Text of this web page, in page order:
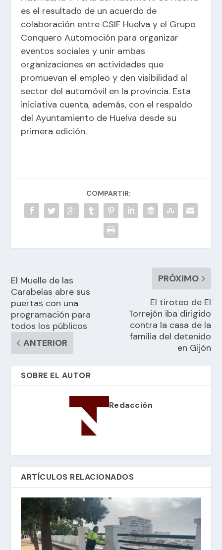
es el resultado de un acuerdo de
colaboración entre CSIF Huelva y el Grupo
Conquero Automoción para organizar
eventos sociales y unir ambas
organizaciones en actividades que
promuevan el empleo y den visibilidad al
sector del automóvil en la provincia. Esta
iniciativa cuenta, además, con el respaldo
del Ayuntamiento de Huelva desde su
primera edición.
COMPARTIR:
El Muelle de las
Carabelas abre sus
puertas con una
programación para
todos los públicos
ANTERIOR
PRÓXIMO
El tiroteo de El
Torrejón iba dirigido
contra la casa de la
familia del detenido
en Gijón
SOBRE EL AUTOR
Redacción
ARTÍCULOS RELACIONADOS